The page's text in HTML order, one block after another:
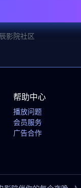
影院社区
帮助中心
播放问题
会员服务
广告合作